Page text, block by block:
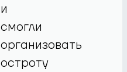
и
смогли
организовать
остроту